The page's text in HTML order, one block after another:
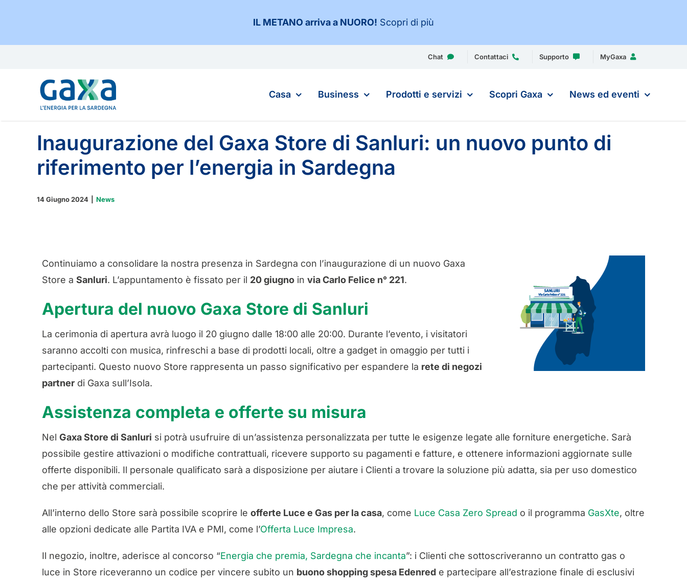
IL METANO arriva a NUORO! Scopri di più
contenuto
Chat Contattaci Supporto MyGaxa
Casa Business Prodotti e servizi Scopri Gaxa News ed eventi
Inaugurazione del Gaxa Store di Sanluri: un nuovo punto di
riferimento per l’energia in Sardegna
14 Giugno 2024 News
Continuiamo a consolidare la nostra presenza in Sardegna con l’inaugurazione di un nuovo Gaxa
Store a Sanluri. L’appuntamento è fissato per il 20 giugnoin via Carlo Felice n° 221.
Apertura del nuovo Gaxa Store di Sanluri
La cerimonia di apertura avrà luogo il 20 giugno dalle 18:00 alle 20:00. Durante l’evento, i visitatori
saranno accolti con musica, rinfreschi a base di prodotti locali, oltre a gadget in omaggio per tutti i
partecipanti. Questo nuovo Store rappresenta un passo significativo per espandere la rete di negozi
partnerdi Gaxa sull’Isola.
Assistenza completa e offerte su misura
Nel Gaxa Store di Sanluri si potrà usufruire di un’assistenza personalizzata per tutte le esigenze legate alle forniture energetiche. Sarà
possibile gestire attivazioni o modifiche contrattuali, ricevere supporto su pagamenti e fatture, e ottenere informazioni aggiornate sulle
offerte disponibili. Il personale qualificato sarà a disposizione per aiutare i Clienti a trovare la soluzione più adatta, sia per uso domestico
che per attività commerciali.
All’interno dello Store sarà possibile scoprire le offerte Luce e Gas per la casa, come Luce Casa Zero Spread o il programma GasXte, oltre
alle opzioni dedicate alle Partita IVA e PMI, come l’Offerta Luce Impresa.
Il negozio, inoltre, aderisce al concorso “Energia che premia, Sardegna che incanta”: i Clienti che sottoscriveranno un contratto gas o
luce in Store riceveranno un codice per vincere subito un buono shopping spesa Edenrede partecipare all’estrazione finale di esclusivi